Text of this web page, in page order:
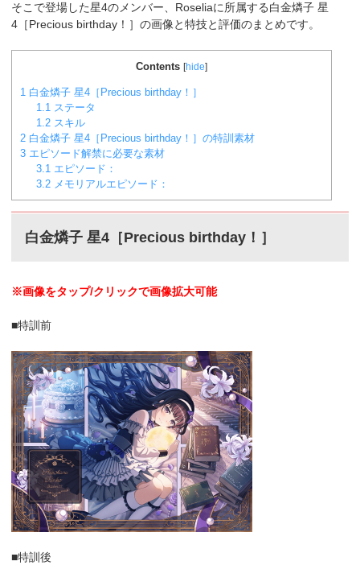
そこで登場した星4のメンバー、Roseliaに所属する白金燐子 星
4［Precious birthday！ ］の画像と特技と評価のまとめです。
Contents [hide]
1 白金燐子 星4［Precious birthday！］
1.1 ステータ
1.2 スキル
2 白金燐子 星4［Precious birthday！］の特訓素材
3 エピソード解禁に必要な素材
3.1 エピソード：
3.2 メモリアルエピソード：
白金燐子 星4［Precious birthday！ ］
※画像をタップ/クリックで画像拡大可能
■特訓前
■特訓後